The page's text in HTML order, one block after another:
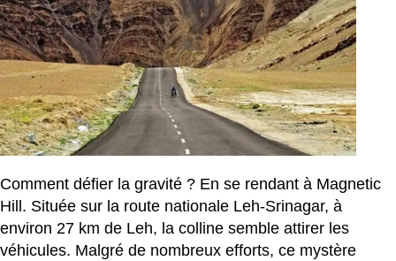
Comment défier la gravité ? En se rendant à Magnetic
Hill. Située sur la route nationale Leh-Srinagar, à
environ 27 km de Leh, la colline semble attirer les
véhicules. Malgré de nombreux efforts, ce mystère